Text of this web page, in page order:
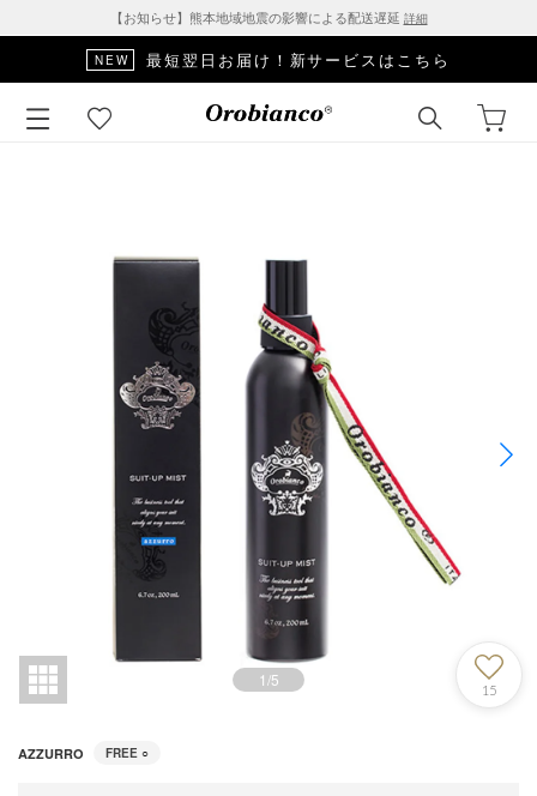
【お知らせ】熊本地域地震の影響による配送遅延 詳細
NEW 最短翌日お届け！新サービスはこちら
1/5
15
AZZURRO FREE ○